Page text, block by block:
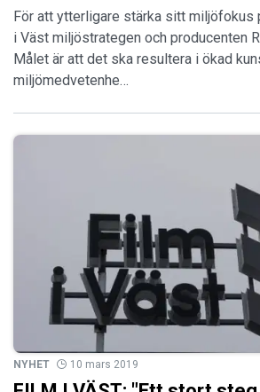
För att ytterligare stärka sitt miljöfokus
i Väst miljöstrategen och producenten
Målet är att det ska resultera i ökad
miljömedvetenhe…
NYHET 10 mars 2019